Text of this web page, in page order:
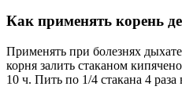
Как применять корень
Применять при болезнях
корня залить стаканом
10 ч. Пить по 1/4 стакана 4